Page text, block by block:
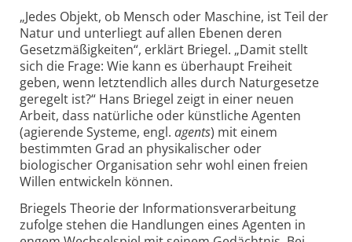
„Jedes Objekt, ob Mensch oder Maschine, ist Teil der
Natur und unterliegt auf allen Ebenen deren
Gesetzmäßigkeiten“, erklärt Briegel. „Damit stellt
sich die Frage: Wie kann es überhaupt Freiheit
geben, wenn letztendlich alles durch Naturgesetze
geregelt ist?“ Hans Briegel zeigt in einer neuen
Arbeit, dass natürliche oder künstliche Agenten
(agierende Systeme, engl. agents) mit einem
bestimmten Grad an physikalischer oder
biologischer Organisation sehr wohl einen freien
Willen entwickeln können.
Briegels Theorie der Informationsverarbeitung
zufolge stehen die Handlungen eines Agenten in